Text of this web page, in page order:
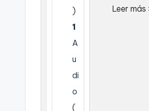
)
1
A
u
di
o
(
Leer más